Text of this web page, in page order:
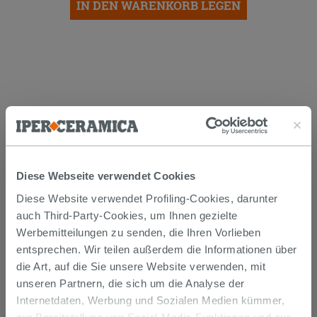
Diese Webseite verwendet Cookies
Diese Website verwendet Profiling-Cookies, darunter
auch Third-Party-Cookies, um Ihnen gezielte
Werbemitteilungen zu senden, die Ihren Vorlieben
entsprechen. Wir teilen außerdem die Informationen über
die Art, auf die Sie unsere Website verwenden, mit
unseren Partnern, die sich um die Analyse der
Internetdaten, Werbung und Sozialen Medien kümmer,
IN DEN WARENKORB LEGEN
Die Waren werden normalerweise innerhalb von 15
Werktagen ab der Auftragsbestätigung zum Versand
gebracht.
Musterstücke werden normalerweise innerhalb von
Tagen geliefert.
Der Versand der online gekauften Produkte wird
verfolgt und wir rufen Sie an, um das Lieferdatum zu
vereinbaren. Die Lieferung erfolgt frei Bordsteinkante.
Nähere Informationen finden Sie im Abschnitt